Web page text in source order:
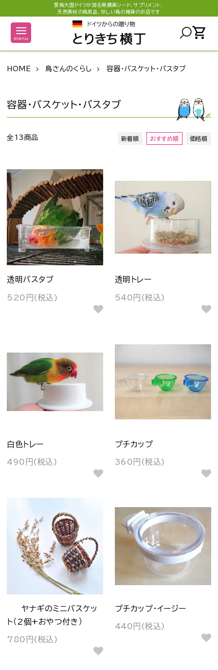
愛鳥大国ドイツが誇る無農薬シード、サプリメント、
天然素材の鳥用品、珍しい鳥の雑貨のお店です
menu shopping_cart
HOME 鳥さんのくらし 容器・バスケット・バスタブ
容器・バスケット・バスタブ
全13商品 新着順 おすすめ順 価格順
透明バスタブ
520円(税込)
透明トレー
540円(税込)
白色トレー
490円(税込)
プチカップ
360円(税込)
ヤナギのミニバスケッ
ト（2個+おやつ付き）
780円(税込)
プチカップ・イージー
440円(税込)